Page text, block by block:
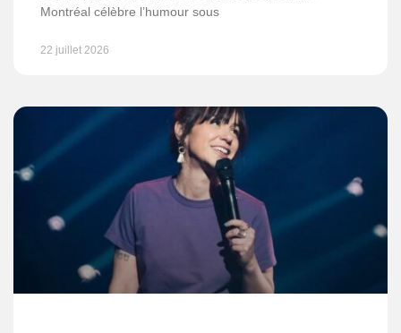
Montréal célèbre l’humour sous
22 juillet 2026